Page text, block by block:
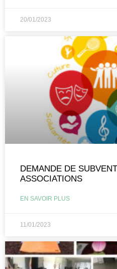
20/01/2023
DEMANDE DE
ASSOCIATIONS
EN SAVOIR PLUS
11/01/2023